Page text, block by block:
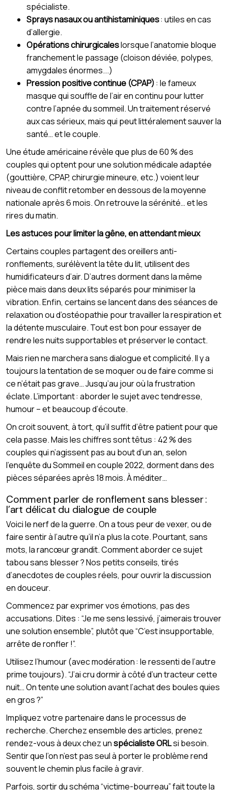
spécialiste.
Sprays nasaux ou antihistaminiques: utiles en cas
d’allergie.
Opérations chirurgicaleslorsque l’anatomie bloque
franchement le passage (cloison déviée, polypes,
amygdales énormes...)
Pression positive continue (CPAP): le fameux
masque qui souffle de l’air en continu pour lutter
contre l’apnée du sommeil. Un traitement réservé
aux cas sérieux, mais qui peut littéralement sauver la
santé… et le couple.
Une étude américaine révèle que plus de 60 % des
couples qui optent pour une solution médicale adaptée
(gouttière, CPAP, chirurgie mineure, etc.) voient leur
niveau de conflit retomber en dessous de la moyenne
nationale après 6 mois. On retrouve la sérénité… et les
rires du matin.
Les astuces pour limiter la gêne, en attendant mieux
Certains couples partagent des oreillers anti-
ronflements, surélèvent la tête du lit, utilisent des
humidificateurs d’air. D’autres dorment dans la même
pièce mais dans deux lits séparés pour minimiser la
vibration. Enfin, certains se lancent dans des séances de
relaxation ou d’ostéopathie pour travailler la respiration et
la détente musculaire. Tout est bon pour essayer de
rendre les nuits supportables et préserver le contact.
Mais rien ne marchera sans dialogue et complicité. Il y a
toujours la tentation de se moquer ou de faire comme si
ce n’était pas grave… Jusqu’au jour où la frustration
éclate. L’important : aborder le sujet avec tendresse,
humour – et beaucoup d’écoute.
On croit souvent, à tort, qu’il suffit d’être patient pour que
cela passe. Mais les chiffres sont têtus : 42 % des
couples qui n’agissent pas au bout d’un an, selon
l’enquête du Sommeil en couple 2022, dorment dans des
pièces séparées après 18 mois. À méditer…
Comment parler de ronflement sans blesser :
l’art délicat du dialogue de couple
Voici le nerf de la guerre. On a tous peur de vexer, ou de
faire sentir à l’autre qu’il n’a plus la cote. Pourtant, sans
mots, la rancœur grandit. Comment aborder ce sujet
tabou sans blesser ? Nos petits conseils, tirés
d’anecdotes de couples réels, pour ouvrir la discussion
en douceur.
Commencez par exprimer vos émotions, pas des
accusations. Dites : “Je me sens lessivé, j’aimerais trouver
une solution ensemble”, plutôt que “C’est insupportable,
arrête de ronfler !”.
Utilisez l’humour (avec modération : le ressenti de l’autre
prime toujours). “J’ai cru dormir à côté d’un tracteur cette
nuit… On tente une solution avant l’achat des boules quies
en gros ?”
Impliquez votre partenaire dans le processus de
recherche. Cherchez ensemble des articles, prenez
rendez-vous à deux chez unspécialiste ORLsi besoin.
Sentir que l’on n’est pas seul à porter le problème rend
souvent le chemin plus facile à gravir.
Parfois, sortir du schéma “victime-bourreau” fait toute la